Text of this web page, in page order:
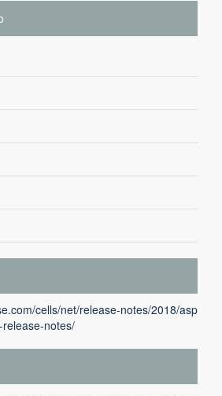
cells/net/release-notes/2018/asp
notes/